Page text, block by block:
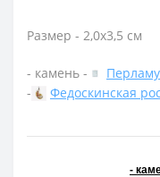
Размер - 2,0х3,5 см
- камень -
-
Федоскинская
-